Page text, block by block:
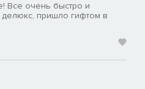
Все очень быстро и
пришло гифтом в